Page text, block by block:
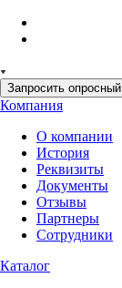
Запросить
Компания
О компании
История
Реквизиты
Документы
Отзывы
Партнеры
Сотрудники
Каталог